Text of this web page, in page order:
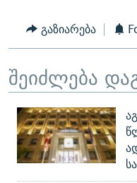
გაზიარება
შეიძლება